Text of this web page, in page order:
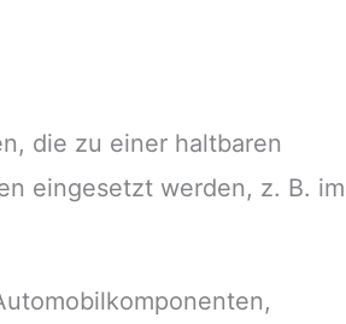
die zu einer haltbaren
eingesetzt werden, z. B. im